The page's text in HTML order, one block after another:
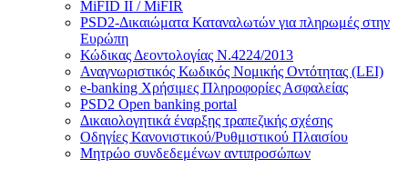
MiFID II / MiFIR
PSD2-Δικαιώματα Καταναλωτών για πληρωμές στην
Ευρώπη
Κώδικας Δεοντολογίας Ν.4224/2013
Αναγνωριστικός Κωδικός Νομικής Οντότητας (LEI)
e-banking Χρήσιμες Πληροφορίες Ασφαλείας
PSD2 Open banking portal
Δικαιολογητικά έναρξης τραπεζικής σχέσης
Οδηγίες Κανονιστικού/Ρυθμιστικού Πλαισίου
Μητρώο συνδεδεμένων αντιπροσώπων